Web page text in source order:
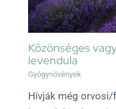
Közönséges
levendula
Gyógynövények
Hívják még